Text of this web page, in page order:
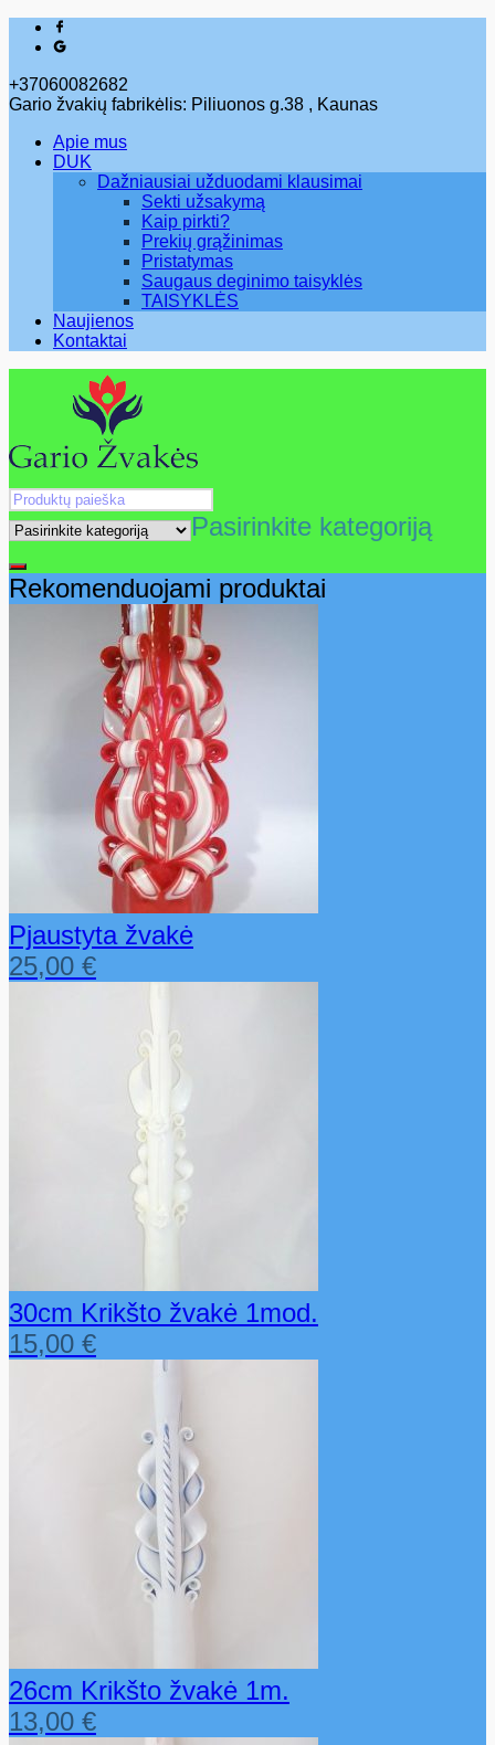
+37060082682
Gario žvakių fabrikėlis: Piliuonos g.38 , Kaunas
Apie mus
DUK
Dažniausiai užduodami klausimai
Sekti užsakymą
Kaip pirkti?
Prekių grąžinimas
Pristatymas
Saugaus deginimo taisyklės
TAISYKLĖS
Naujienos
Kontaktai
Pasirinkite kategoriją
Rekomenduojami produktai
Pjaustyta žvakė
25,00 €
30cm Krikšto žvakė 1mod.
15,00 €
26cm Krikšto žvakė 1m.
13,00 €